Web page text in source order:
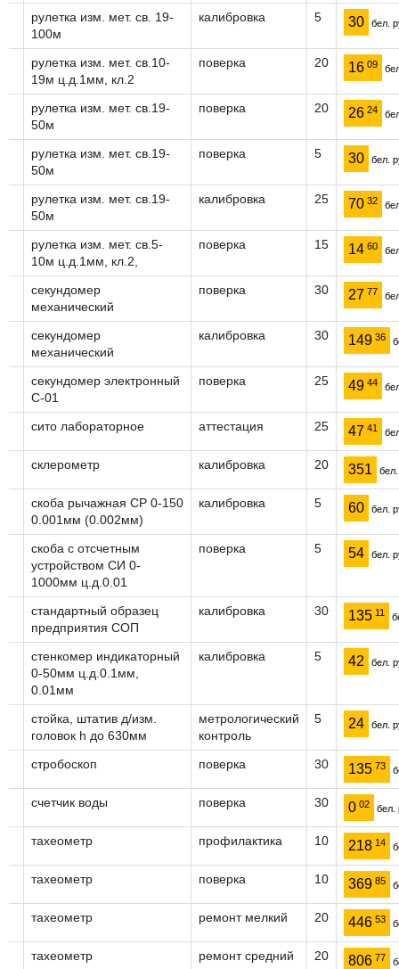
рулетка изм. мет. св. 19-
100м
калибровка 5 30 бел.
рулетка изм. мет. св.10-
19м ц.д.1мм, кл.2
поверка 20 16 09
рулетка изм. мет. св.19-
50м
поверка 20 26 24
рулетка изм. мет. св.19-
50м
поверка 5 30 бел.
рулетка изм. мет. св.19-
50м
калибровка 25 70 32
рулетка изм. мет. св.5-
10м ц.д.1мм, кл.2,
поверка 15 14 60
секундомер
механический
поверка 30 27 77
секундомер
механический
калибровка 30 149 36
секундомер электронный
С-01
поверка 25 49 44
сито лабораторное аттестация 25 47 41
склерометр калибровка 20 351
скоба рычажная СР 0-150
0.001мм (0.002мм)
калибровка 5 60 бел.
скоба с отсчетным
устройством СИ 0-
1000мм ц.д.0.01
поверка 5 54 бел.
стандартный образец
предприятия СОП
калибровка 30 135 11
стенкомер индикаторный
0-50мм ц.д.0.1мм,
0.01мм
калибровка 5 42 бел.
стойка, штатив д/изм.
головок h до 630мм
метрологический
контроль
5 24 бел.
стробоскоп поверка 30 135 73
счетчик воды поверка 30 0 02 бел.
тахеометр профилактика 10 218 14
тахеометр поверка 10 369 85
тахеометр ремонт мелкий 20 446 53
тахеометр ремонт средний 20 806 77